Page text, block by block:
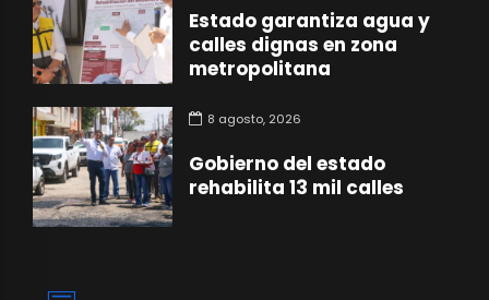
Estado garantiza agua y
calles dignas en zona
metropolitana
8 agosto, 2026
Gobierno del estado
rehabilita 13 mil calles